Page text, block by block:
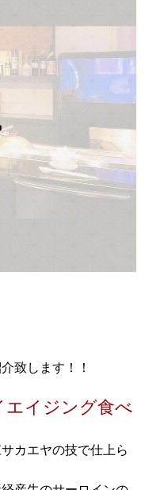
致します！！
エイジング食べ
カエヤの技で仕上ら